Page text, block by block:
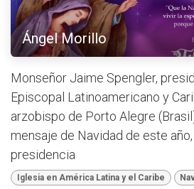
Ángel Morillo
Monseñor Jaime Spengler,
Episcopal Latinoamericano y
arzobispo de Porto Alegre
mensaje de Navidad de este
presidencia
Iglesia en América Latina y el Caribe